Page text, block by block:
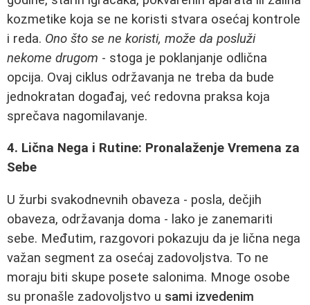
kozmetike koja se ne koristi stvara osećaj kontrole
i reda. Ono što se ne koristi, može da posluži
nekome drugom - stoga je poklanjanje odlična
opcija. Ovaj ciklus održavanja ne treba da bude
jednokratan događaj, već redovna praksa koja
sprečava nagomilavanje.
4. Lična Nega i Rutine: Pronalaženje Vremena za
Sebe
U žurbi svakodnevnih obaveza - posla, dečjih
obaveza, održavanja doma - lako je zanemariti
sebe. Međutim, razgovori pokazuju da je lična nega
važan segment za osećaj zadovoljstva. To ne
moraju biti skupe posete salonima. Mnoge osobe
su pronašle zadovoljstvo u sami izvedenim